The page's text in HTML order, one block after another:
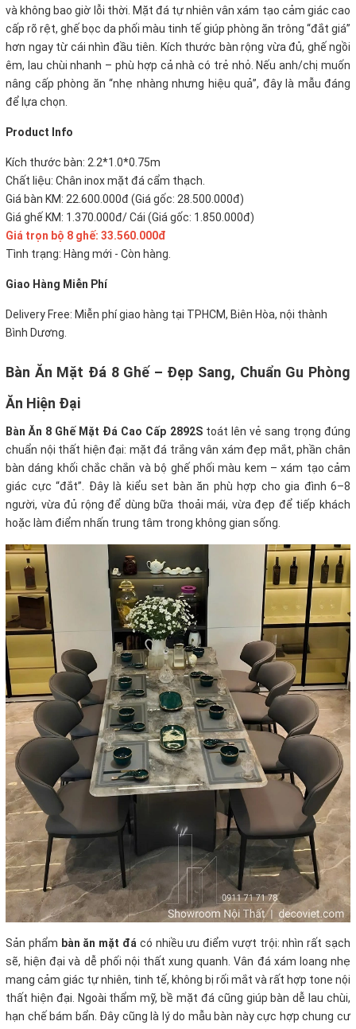
và không bao giờ lỗi thời. Mặt đá tự nhiên vân xám tạo cảm giác cao
cấp rõ rệt, ghế bọc da phối màu tinh tế giúp phòng ăn trông “đắt giá”
hơn ngay từ cái nhìn đầu tiên. Kích thước bàn rộng vừa đủ, ghế ngồi
êm, lau chùi nhanh – phù hợp cả nhà có trẻ nhỏ. Nếu anh/chị muốn
nâng cấp phòng ăn “nhẹ nhàng nhưng hiệu quả”, đây là mẫu đáng
để lựa chọn.
Product Info
Kích thước bàn: 2.2*1.0*0.75m
Chất liệu: Chân inox mặt đá cẩm thạch.
Giá bàn KM: 22.600.000đ (Giá gốc: 28.500.000đ)
Giá ghế KM: 1.370.000đ/ Cái (Giá gốc: 1.850.000đ)
Giá trọn bộ 8 ghế: 33.560.000đ
Tình trạng: Hàng mới - Còn hàng.
Giao Hàng Miễn Phí
Delivery Free: Miễn phí giao hàng tại TPHCM, Biên Hòa, nội thành
Bình Dương.
Bàn Ăn Mặt Đá 8 Ghế – Đẹp Sang, Chuẩn Gu Phòng
Ăn Hiện Đại
Bàn Ăn 8 Ghế Mặt Đá Cao Cấp 2892Stoát lên vẻ sang trọng đúng
chuẩn nội thất hiện đại: mặt đá trắng vân xám đẹp mắt, phần chân
bàn dáng khối chắc chắn và bộ ghế phối màu kem – xám tạo cảm
giác cực “đắt”. Đây là kiểu set bàn ăn phù hợp cho gia đình 6–8
người, vừa đủ rộng để dùng bữa thoải mái, vừa đẹp để tiếp khách
hoặc làm điểm nhấn trung tâm trong không gian sống.
Sản phẩm bàn ăn mặt đá có nhiều ưu điểm vượt trội: nhìn rất sạch
sẽ, hiện đại và dễ phối nội thất xung quanh. Vân đá xám loang nhẹ
mang cảm giác tự nhiên, tinh tế, không bị rối mắt và rất hợp tone nội
thất hiện đại. Ngoài thẩm mỹ, bề mặt đá cũng giúp bàn dễ lau chùi,
hạn chế bám bẩn. Đây cũng là lý do mẫu bàn này cực hợp chung cư